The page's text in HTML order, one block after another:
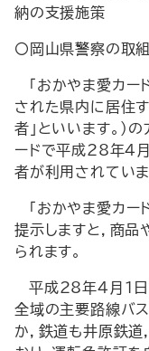
納の支援施策
〇岡山県警察の取組
「おかやま愛カー
された県内に居住
者」といいます。）
ードで平成28年4
者が利用されていま
「おかやま愛カー
提示しますと，商
られます。
平成28年4月1日
全域の主要路線バ
か，鉄道も井原鉄道